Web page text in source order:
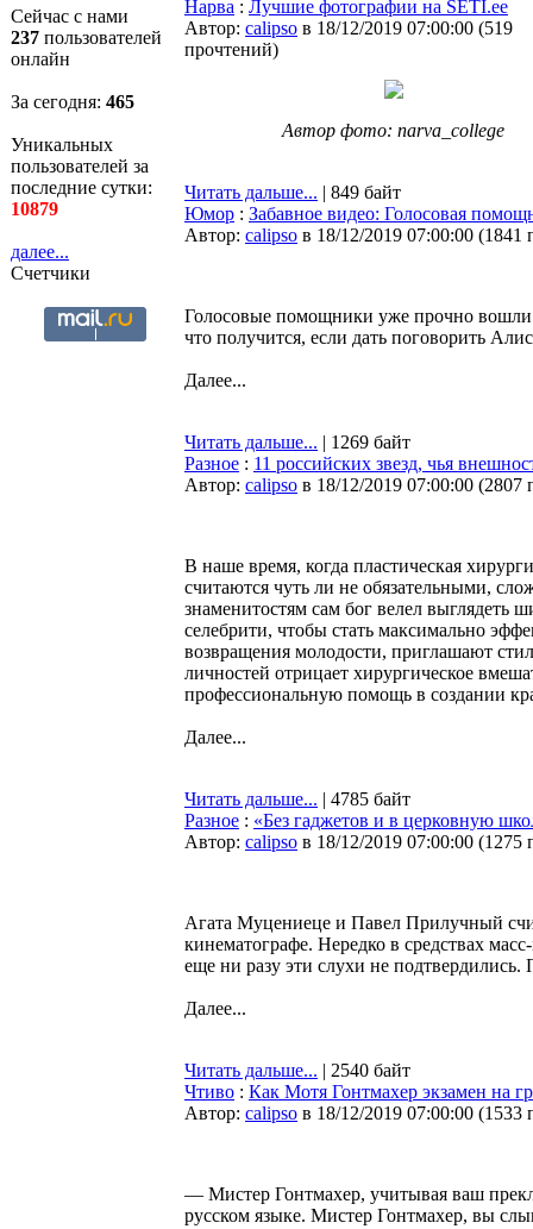
Сейчас с нами
237 пользователей
онлайн
За сегодня: 465
Уникальных
пользователей за
последние сутки:
10879
далее...
Счетчики
Нарва : Лучшие фотографии на SETI.ee
Автор: calipso в 18/12/2019 07:00:00 (519
прочтений)
Автор фото: narva_college
Читать дальше... | 849 байт
Юмор : Забавное видео: Голосовая
Автор: calipso в 18/12/2019 07:00:00 (1841
Голосовые помощники уже прочно вошли
что получится, если дать поговорить
Далее...
Читать дальше... | 1269 байт
Разное : 11 российских звезд, чья
Автор: calipso в 18/12/2019 07:00:00 (2807
В наше время, когда пластическая
считаются чуть ли не обязательными,
знаменитостям сам бог велел выглядеть
селебрити, чтобы стать максимально
возвращения молодости, приглашают
личностей отрицает хирургическое
профессиональную помощь в создании
Далее...
Читать дальше... | 4785 байт
Разное : «Без гаджетов и в церковную
Автор: calipso в 18/12/2019 07:00:00 (1275
Агата Муцениеце и Павел Прилучный
кинематографе. Нередко в средствах
еще ни разу эти слухи не
Далее...
Читать дальше... | 2540 байт
Чтиво : Как Мотя Гонтмахер экзамен на
Автор: calipso в 18/12/2019 07:00:00 (1533
— Мистер Гонтмахер, учитывая ваш
русском языке. Мистер Гонтмахер, вы